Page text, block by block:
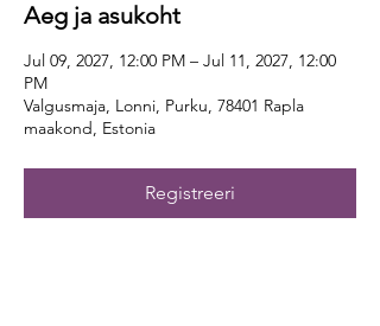
Aeg ja asukoht
Jul 09, 2027, 12:00 PM – Jul 11, 2027, 12:00
PM
Valgusmaja, Lonni, Purku, 78401 Rapla
maakond, Estonia
Registreeri